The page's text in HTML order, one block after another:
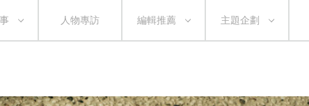
人物專訪 編輯推薦 主題企劃